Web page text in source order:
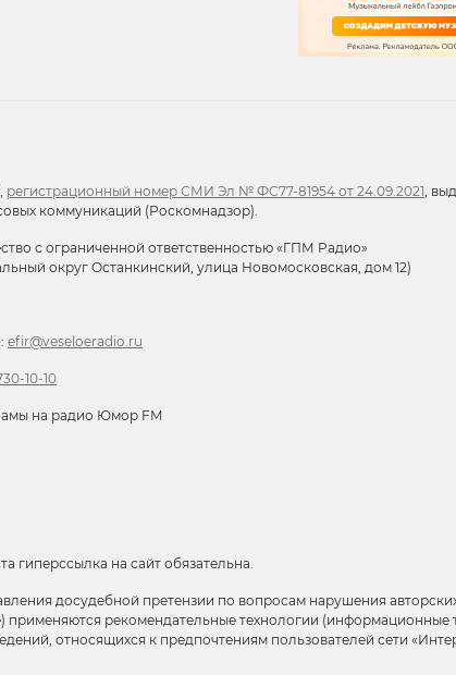
регистрационный номер СМИ Эл № ФС77-81954 от 24.09.2021,
коммуникаций (Роскомнадзор).
с ограниченной ответственностью «ГПМ Радио»
округ Останкинский, улица Новомосковская, дом 12)
efir@veseloeradio.ru
10-10
на радио Юмор FM
гиперссылка на сайт обязательна.
досудебной претензии по вопросам нарушения
применяются рекомендательные технологии
относящихся к предпочтениям пользователей сети